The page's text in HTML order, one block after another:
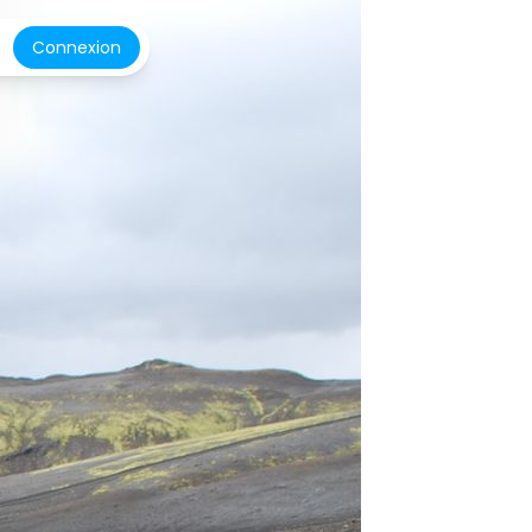
Connexion